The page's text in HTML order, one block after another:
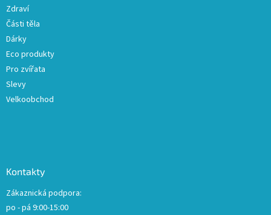
Zdraví
Části těla
Dárky
Eco produkty
Pro zvířata
Slevy
Velkoobchod
Kontakty
Zákaznická podpora:
po - pá 9:00-15:00